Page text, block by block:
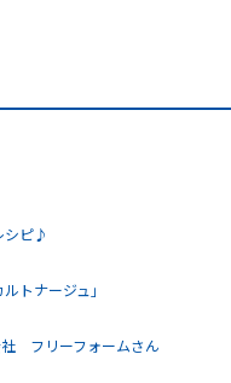
シピ♪
トナージュ」
フリーフォームさん